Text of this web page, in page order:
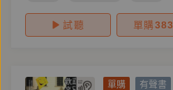
試聽 單購383
單購 有聲書